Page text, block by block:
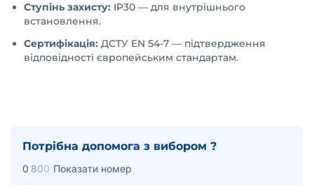
Ступінь захисту: IP30 — для внутрішнього
встановлення.
Сертифікація: ДСТУ EN 54-7 — підтвердження
відповідності європейським стандартам.
Потрібна допомога з вибором ?
0 800 Показати номер